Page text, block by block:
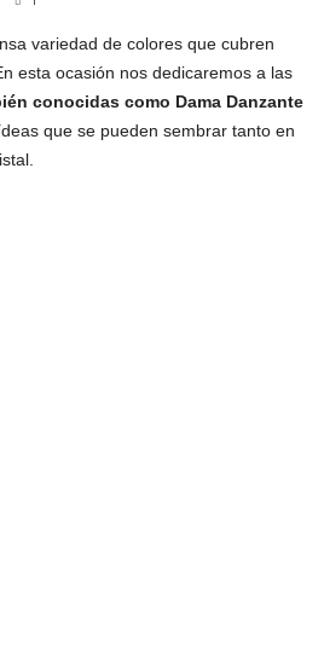
variedad de colores que cubren
esta ocasión nos dedicaremos a las
conocidas como Dama Danzante
que se pueden sembrar tanto en